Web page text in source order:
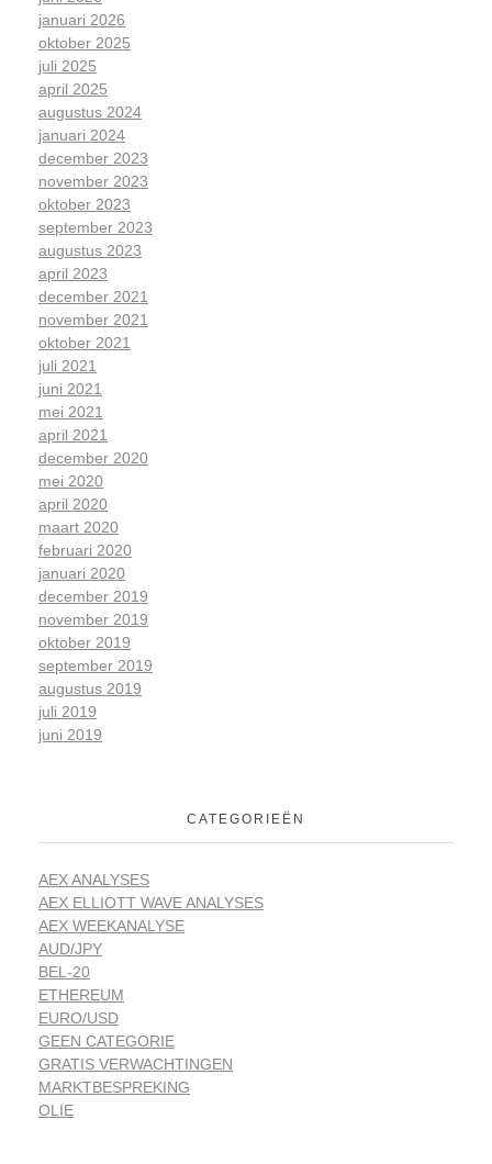
januari 2026
oktober 2025
juli 2025
april 2025
augustus 2024
januari 2024
december 2023
november 2023
oktober 2023
september 2023
augustus 2023
april 2023
december 2021
november 2021
oktober 2021
juli 2021
juni 2021
mei 2021
april 2021
december 2020
mei 2020
april 2020
maart 2020
februari 2020
januari 2020
december 2019
november 2019
oktober 2019
september 2019
augustus 2019
juli 2019
juni 2019
CATEGORIEËN
AEX ANALYSES
AEX ELLIOTT WAVE ANALYSES
AEX WEEKANALYSE
AUD/JPY
BEL-20
ETHEREUM
EURO/USD
GEEN CATEGORIE
GRATIS VERWACHTINGEN
MARKTBESPREKING
OLIE